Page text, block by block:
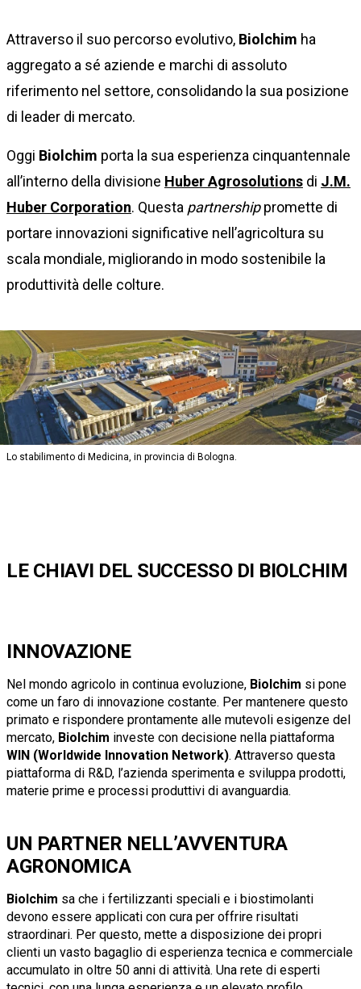
Attraverso il suo percorso evolutivo, Biolchim ha
aggregato a sé aziende e marchi di assoluto
riferimento nel settore, consolidando la sua posizione
di leader di mercato.
Oggi Biolchim porta la sua esperienza cinquantennale
all’interno della divisione Huber Agrosolutions di J.M.
Huber Corporation. Questa partnershippromette di
portare innovazioni significative nell’agricoltura su
scala mondiale, migliorando in modo sostenibile la
produttività delle colture.
Lo stabilimento di Medicina, in provincia di Bologna.
LE CHIAVI DEL SUCCESSO DI BIOLCHIM
INNOVAZIONE
Nel mondo agricolo in continua evoluzione, Biolchim si pone
come un faro di innovazione costante. Per mantenere questo
primato e rispondere prontamente alle mutevoli esigenze del
mercato, Biolchim investe con decisione nella piattaforma
WIN (Worldwide Innovation Network). Attraverso questa
piattaforma di R&D, l’azienda sperimenta e sviluppa prodotti,
materie prime e processi produttivi di avanguardia.
UN PARTNER NELL’AVVENTURA
AGRONOMICA
Biolchim sa che i fertilizzanti speciali e i biostimolanti
devono essere applicati con cura per offrire risultati
straordinari. Per questo, mette a disposizione dei propri
clienti un vasto bagaglio di esperienza tecnica e commerciale
accumulato in oltre 50 anni di attività. Una rete di esperti